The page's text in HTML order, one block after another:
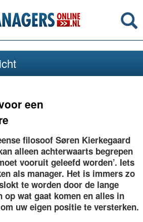
een
filosoof Søren Kierkegaard
alleen achterwaarts begrepen
vooruit geleefd worden’. Iets
als manager. Het is immers zo
te worden door de lange
wat gaat komen en alles in
uw eigen positie te versterken.